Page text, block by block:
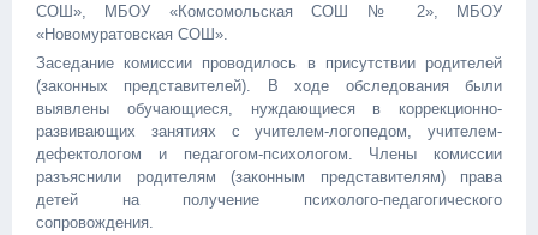
СОШ», МБОУ «Комсомольская СОШ № 2», МБОУ
«Новомуратовская СОШ».
Заседание комиссии проводилось в присутствии родителей
(законных представителей). В ходе обследования были
выявлены обучающиеся, нуждающиеся в коррекционно-
развивающих занятиях с учителем-логопедом, учителем-
дефектологом и педагогом-психологом. Члены комиссии
разъяснили родителям (законным представителям) права
детей на получение психолого-педагогического
сопровождения.